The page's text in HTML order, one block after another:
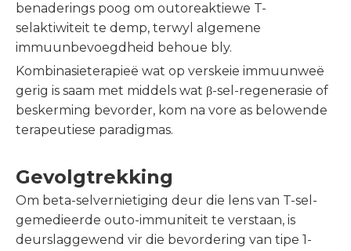
benaderings poog om outoreaktiewe T-
selaktiwiteit te demp, terwyl algemene
immuunbevoegdheid behoue ​​bly.
Kombinasieterapieë wat op verskeie immuunweë
gerig is saam met middels wat β-sel-regenerasie of
beskerming bevorder, kom na vore as belowende
terapeutiese paradigmas.
Gevolgtrekking
Om beta-selvernietiging deur die lens van T-sel-
gemedieerde outo-immuniteit te verstaan, is
deurslaggewend vir die bevordering van tipe 1-